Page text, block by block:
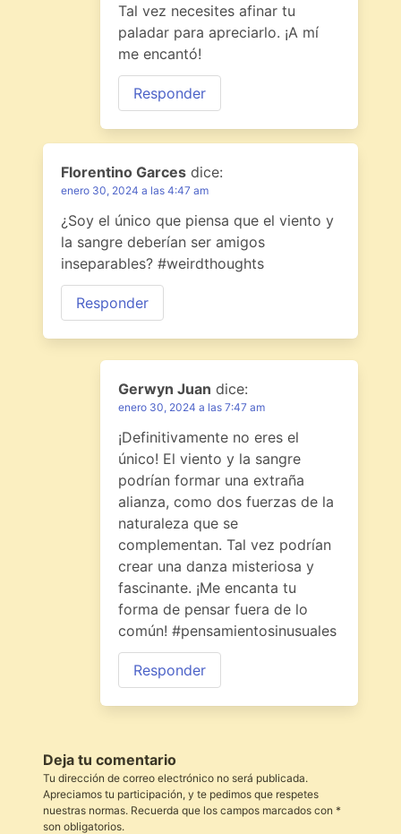
Tal vez necesites afinar tu
paladar para apreciarlo. ¡A mí
me encantó!
Responder
Florentino Garces dice:
enero 30, 2024 a las 4:47 am
¿Soy el único que piensa que el viento y
la sangre deberían ser amigos
inseparables? #weirdthoughts
Responder
Gerwyn Juan dice:
enero 30, 2024 a las 7:47 am
¡Definitivamente no eres el
único! El viento y la sangre
podrían formar una extraña
alianza, como dos fuerzas de la
naturaleza que se
complementan. Tal vez podrían
crear una danza misteriosa y
fascinante. ¡Me encanta tu
forma de pensar fuera de lo
común! #pensamientosinusuales
Responder
Deja tu comentario
Tu dirección de correo electrónico no será publicada.
Apreciamos tu participación, y te pedimos que respetes
nuestras normas. Recuerda que los campos marcados con *
son obligatorios.